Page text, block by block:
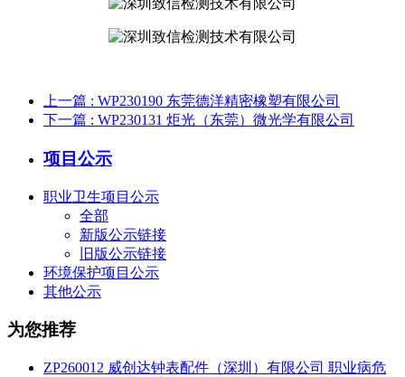
上一篇 : WP230190 东莞德洋精密橡塑有限公司
下一篇 : WP230131 炬光（东莞）微光学有限公司
项目公示
职业卫生项目公示
全部
新版公示链接
旧版公示链接
环境保护项目公示
其他公示
为您推荐
ZP260012 威创达钟表配件（深圳）有限公司 职业病危